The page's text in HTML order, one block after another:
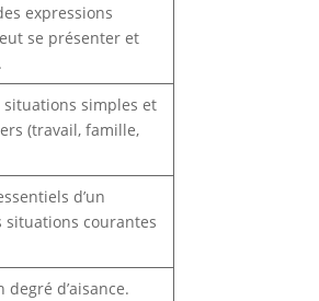
expressions
se présenter et
simples et
(travail, famille,
d’un
situations courantes
d’aisance.